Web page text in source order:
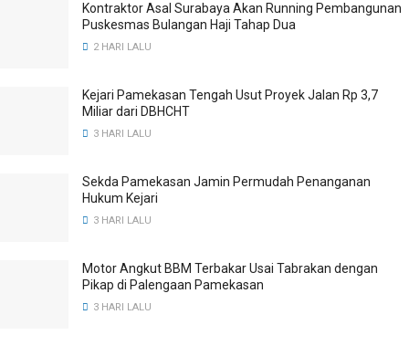
Kontraktor Asal Surabaya Akan Running Pembangunan
Puskesmas Bulangan Haji Tahap Dua
2 HARI LALU
Kejari Pamekasan Tengah Usut Proyek Jalan Rp 3,7
Miliar dari DBHCHT
3 HARI LALU
Sekda Pamekasan Jamin Permudah Penanganan
Hukum Kejari
3 HARI LALU
Motor Angkut BBM Terbakar Usai Tabrakan dengan
Pikap di Palengaan Pamekasan
3 HARI LALU